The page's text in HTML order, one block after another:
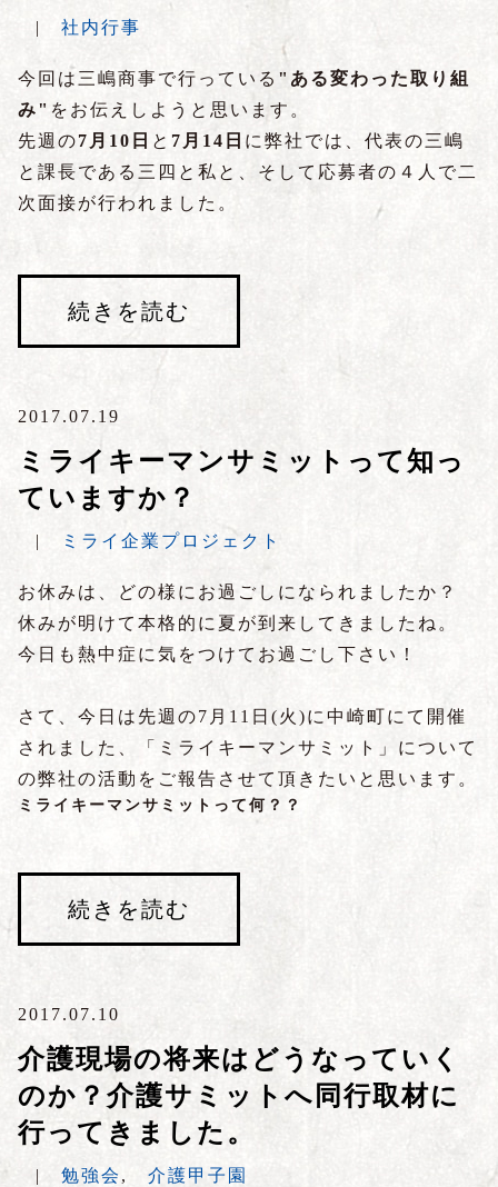
| 社内行事
今回は三嶋商事で行っている "ある変わった取り組
み" をお伝えしようと思います。
先週の7月10日 と 7月14日 に弊社では、代表の三嶋
と課長である三四と私と、そして応募者の４人で二
次面接が行われました。
続きを読む
2017.07.19
ミライキーマンサミットって知っ
ていますか？
| ミライ企業プロジェクト
お休みは、どの様にお過ごしになられましたか？
休みが明けて本格的に夏が到来してきましたね。
今日も熱中症に気をつけてお過ごし下さい！
さて、今日は先週の7月11日(火)に中崎町にて開催
されました、「ミライキーマンサミット」について
の弊社の活動をご報告させて頂きたいと思います。
ミライキーマンサミットって何？？
続きを読む
2017.07.10
介護現場の将来はどうなっていく
のか？介護サミットへ同行取材に
行ってきました。
勉強会, 介護甲子園